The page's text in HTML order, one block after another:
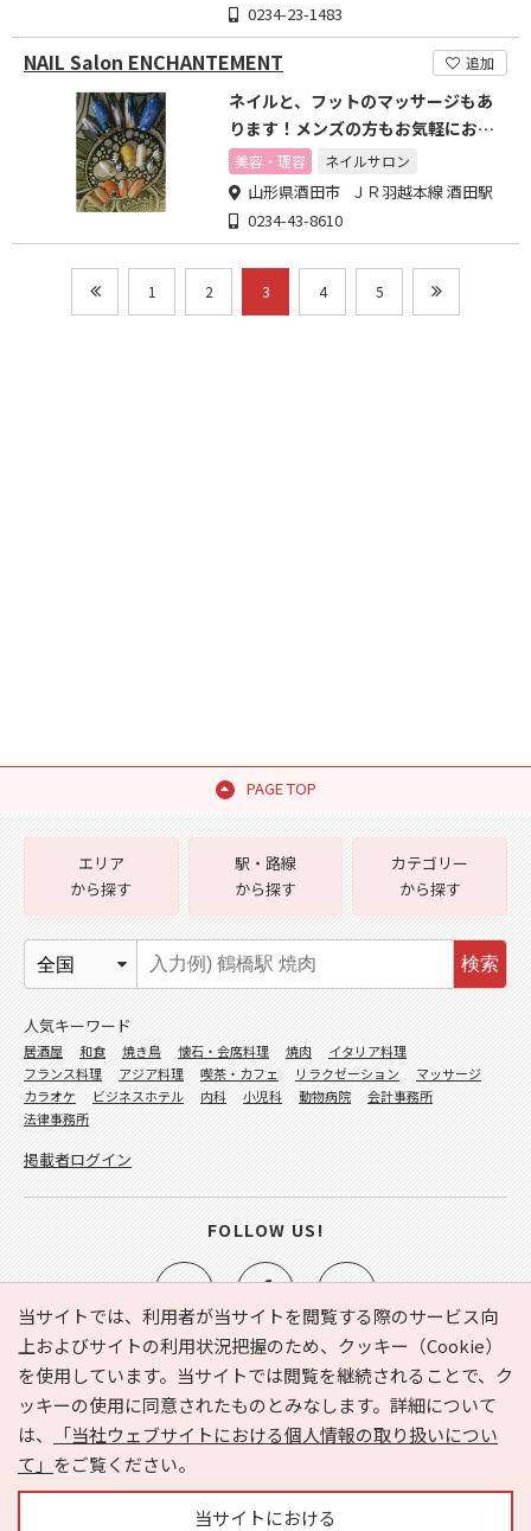
0234-23-1483
NAIL Salon ENCHANTEMENT 追加
ネイルと、フットのマッサージもあ
ります！メンズの方もお気軽にお越
しください！
美容・理容 ネイルサロン
山形県酒田市 ＪＲ羽越本線 酒田駅
0234-43-8610
1 2 3 4 5
PAGE TOP
当サイトでは、利用者が当サイトを閲覧する際のサービス向
上およびサイトの利用状況把握のため、クッキー（Cookie）
を使用しています。当サイトでは閲覧を継続されることで、ク
ッキーの使用に同意されたものとみなします。詳細について
は、
「当社ウェブサイトにおける個人情報の取り扱いについ
て」 をご覧ください。
当サイトにおける
e-NAVITA（イーナビタ）とは？ お気に入り
ヘルプ
利用規約
個人情報の取り扱いについて
運営会社
サイトマップ
広告掲載に関するお問い合わせ
エリア
から探す
駅・路線
から探す
カテゴリー
から探す
検索
人気キーワード
居酒屋 和食 焼き鳥 懐石・会席料理 焼肉
イタリア料理
フランス料理
アジア料理 喫茶・カフェ リラクゼーション
マッサージ
カラオケ
ビジネスホテル 内科 小児科 動物病院
会計事務所
法律事務所
掲載者ログイン
FOLLOW US!